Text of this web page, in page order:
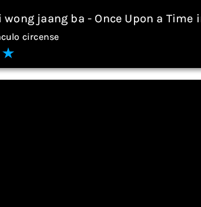
jaang ba - Once Upon a Time
circense